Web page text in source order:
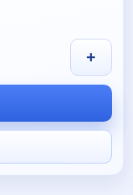
+